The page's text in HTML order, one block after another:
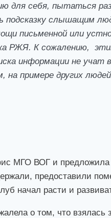
для себя, пытаться
подсказку слышащим
письменной или
РЖЯ. К сожалению,
информации не учат
примере других
МГО ВОГ и предложила
предоставили
начал расти и
о том, что взялась